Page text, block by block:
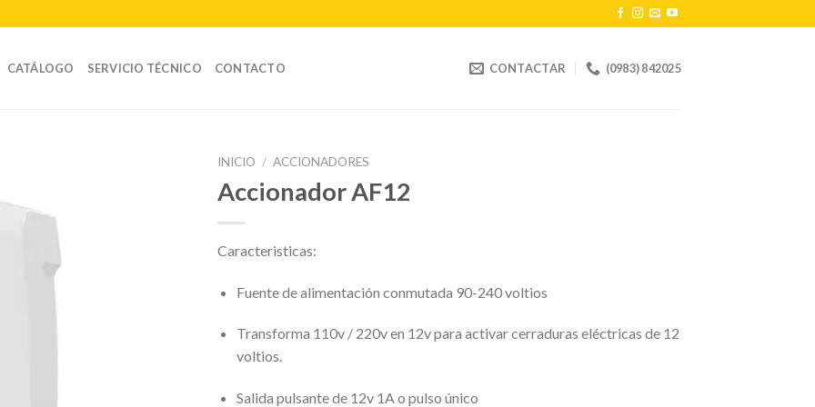
CATÁLOGO SERVICIO TÉCNICO CONTACTO CONTACTAR (0983) 842025
INICIO / ACCIONADORES
Accionador AF12
Caracteristicas:
Fuente de alimentación conmutada 90-240 voltios
Transforma 110v / 220v en 12v para activar cerraduras eléctricas de 12
voltios.
Salida pulsante de 12v 1A o pulso único